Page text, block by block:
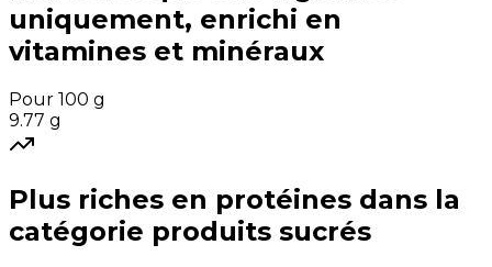
uniquement, enrichi en
vitamines et minéraux
Pour 100 g
9.77 g
Plus riches en protéines dans la
catégorie produits sucrés